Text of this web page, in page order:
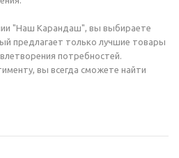
"Наш Карандаш", вы выбираете
предлагает только лучшие товары
потребностей.
вы всегда сможете найти